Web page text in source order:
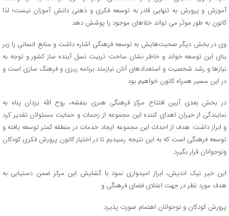
آموزش و پرورش به تنهایی قادر به توسعه فکری و ذهنی دانش آموزان نیست؛ لذا
کانون به طور موثر می تواند خلا‌های موجود را پوشش دهد.
وی در بخش دیگر صحبت‌هایش به توسعه فرهنگی اشاره داشت و منابع انسانی را زیر
بنای این توسعه خواند و خاطر نشان ساخت: تربیت نسل آینده ساز کشور و توجه به
نیازها و رشد شخصیت و استعدادهای آنان نیازمند برنامه ریزی و فرهنگ سازی است و
در این مسیر همراه کانون خواهیم بود.
در بخش بعدی آیین افتتاح مرکز فرهنگی هنری بنفشه، روح الله یزدان پناه به
نمایندگی از خیران اهدای کننده این مجموعه از زحمات و حمایت مسئولان تقدیر کرد
و ابراز داشت: هدف از احداث این مجموعه ایجاد خدمات در منطقه کمتر توسعه یافته و
توسعه فرهنگی است که به این نتیجه رسیدیم تا در اختیار کانون پرورش فکری کودکان
ونوجوانان قرار بگیرد.
این خیر نیک اندیش، ابراز امیدواری نمود با گشایش این مرکز ضمن دستیابی به
هدف مورد نظر در جهت اعتلای فضای فرهنگی و
پرورش کودکان و نوجوانان اهتمام صورت پذیرد.